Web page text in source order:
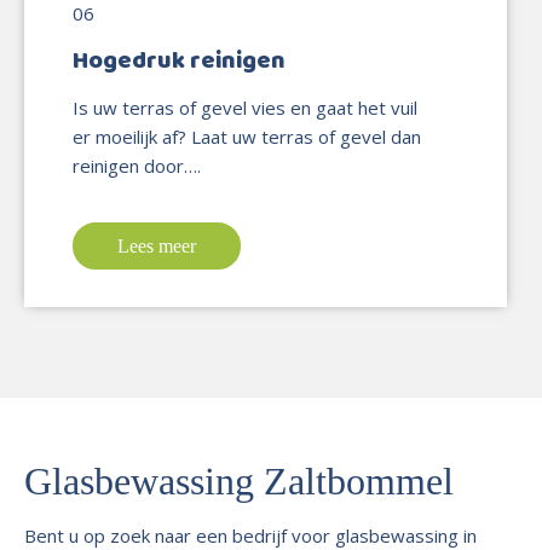
Hogedruk reinigen
Is uw terras of gevel vies en gaat het vuil
er moeilijk af? Laat uw terras of gevel dan
reinigen door….
Lees meer
Glasbewassing Zaltbommel
Bent u op zoek naar een bedrijf voor glasbewassing in